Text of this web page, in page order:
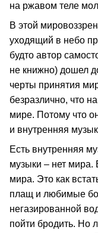
на ржавом теле
В этой
уходящий в небо
будто автор
не книжно) дошел
черты принятия
безразлично, что
мире. Потому что
и внутренняя
Есть внутренняя
музыки – нет мира.
мира. Это как
плащ и любимые
негазированной
пойти бродить. Но